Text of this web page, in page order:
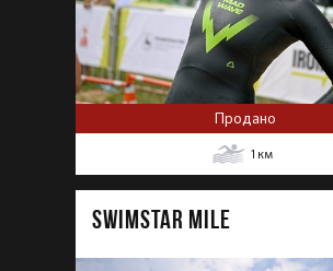
Продано
1 км
SWIMSTAR MILE